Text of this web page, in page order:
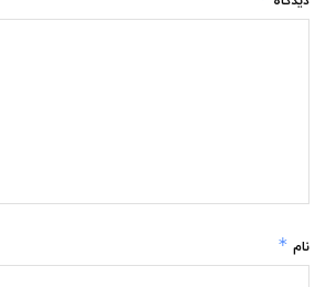
نام *